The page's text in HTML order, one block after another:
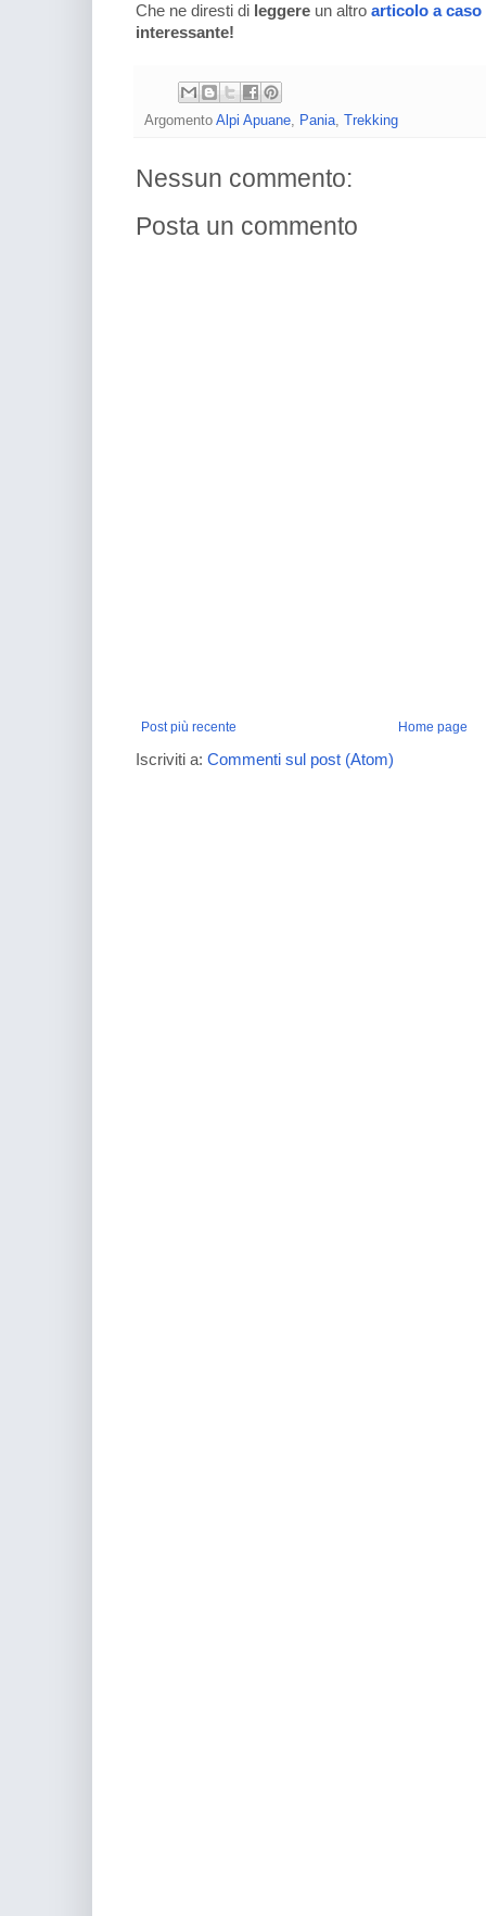
Che ne diresti di leggere un altro articolo a caso
interessante!
Argomento Alpi Apuane, Pania, Trekking
Nessun commento:
Posta un commento
Post più recente Home page
Iscriviti a: Commenti sul post (Atom)